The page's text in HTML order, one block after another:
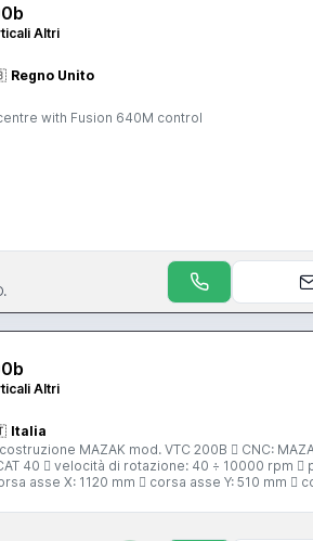
Altri
Regno Unito
with Fusion 640M control
Altri
Italia
MAZAK mod. VTC 200B  CNC:
40  velocità di rotazione: 40 ÷ 10000 rpm 
asse X: 1120 mm  corsa asse Y: 510 mm 